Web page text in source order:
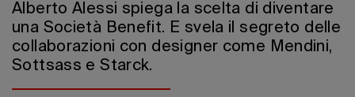
Alberto Alessi spiega la scelta di diventare
una Società Benefit. E svela il segreto delle
collaborazioni con designer come Mendini,
Sottsass e Starck.